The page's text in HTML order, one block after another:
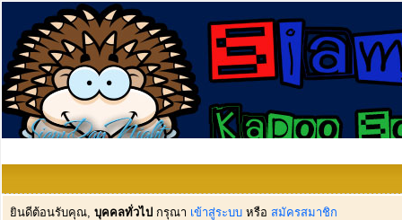
ยินดีต้อนรับคุณ, บุคคลทั่วไป กรุณา เข้าสู่ระบบ หรือ สมัครสมาชิก